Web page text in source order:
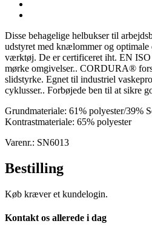
Disse behagelige helbukser til
udstyret med knælommer og
værktøj. De er certificeret iht. EN ISO
mørke omgivelser.. CORDURA®
slidstyrke. Egnet til industriel
cyklusser.. Forbøjede ben til at sikre
Grundmateriale: 61% polyester/39%
Kontrastmateriale: 65% polyester
Varenr.: SN6013
Bestilling
Køb kræver et kundelogin.
Kontakt os allerede i dag